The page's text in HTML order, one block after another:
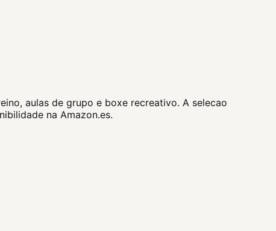
aulas de grupo e boxe recreativo. A selecao
na Amazon.es.